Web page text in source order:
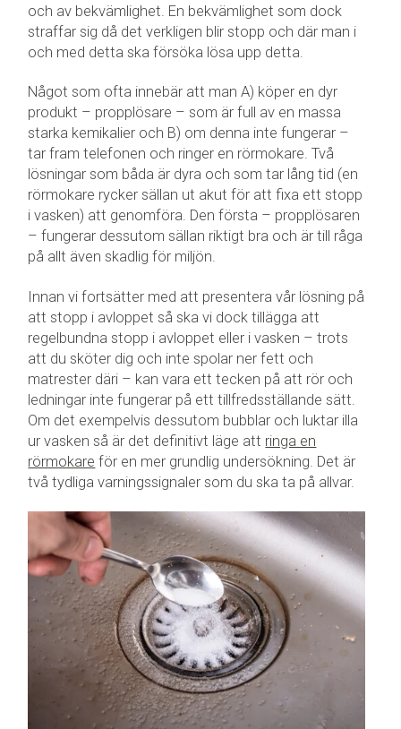
och av bekvämlighet. En bekvämlighet som dock
straffar sig då det verkligen blir stopp och där man i
och med detta ska försöka lösa upp detta.
Något som ofta innebär att man A) köper en dyr
produkt – propplösare – som är full av en massa
starka kemikalier och B) om denna inte fungerar –
tar fram telefonen och ringer en rörmokare. Två
lösningar som båda är dyra och som tar lång tid (en
rörmokare rycker sällan ut akut för att fixa ett stopp
i vasken) att genomföra. Den första – propplösaren
– fungerar dessutom sällan riktigt bra och är till råga
på allt även skadlig för miljön.
Innan vi fortsätter med att presentera vår lösning på
att stopp i avloppet så ska vi dock tillägga att
regelbundna stopp i avloppet eller i vasken – trots
att du sköter dig och inte spolar ner fett och
matrester däri – kan vara ett tecken på att rör och
ledningar inte fungerar på ett tillfredsställande sätt.
Om det exempelvis dessutom bubblar och luktar illa
ur vasken så är det definitivt läge att ringa en
rörmokare för en mer grundlig undersökning. Det är
två tydliga varningssignaler som du ska ta på allvar.